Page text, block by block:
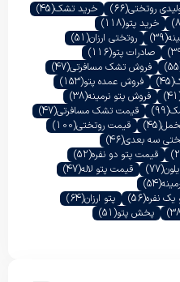
روتختی(66) خرید تشک(45)
خرید پتو(118)
(39) روتختی ارزان(51)
صادرات پتو(116)
فروش تشک مسافرتی(47)
(45) فروش عمده پتو(153)
فروش پتو نرمینه(38)
(99) قیمت تشک مسافرتی(47)
(45) قیمت روتختی(100)
سه بعدی(46)
قیمت پتو دو نفره(52)
(77) قیمت پتو لاله(47)
(54)
نفره(56) پتو ارزان(64)
پخش پتو(51)